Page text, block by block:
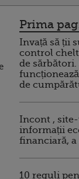
Prima
Invață să ții
control
de
de
Incont ,
informații
financiară,
10 reguli